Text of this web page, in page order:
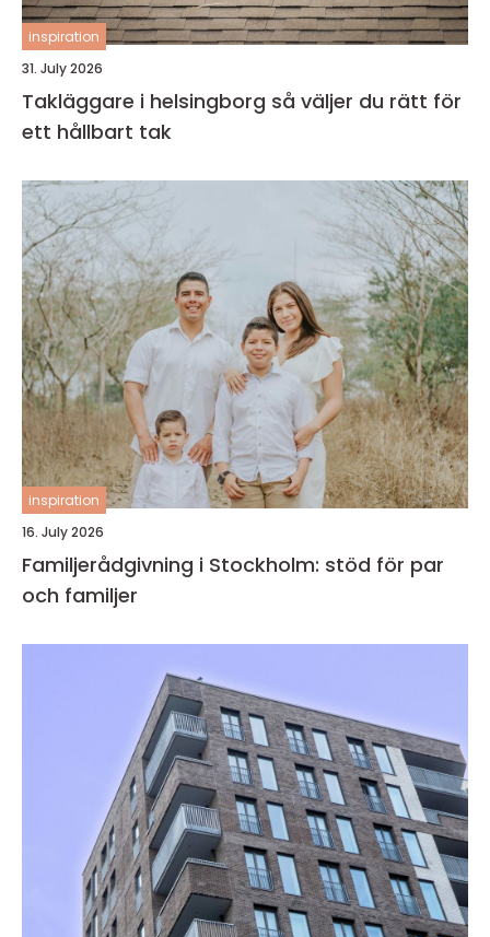
inspiration
31. July 2026
Takläggare i helsingborg så väljer du rätt för
ett hållbart tak
inspiration
16. July 2026
Familjerådgivning i Stockholm: stöd för par
och familjer